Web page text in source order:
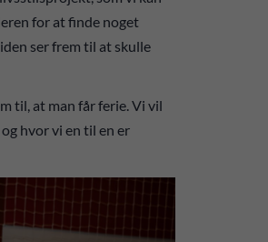
for at finde noget
ser frem til at skulle
til, at man får ferie. Vi vil
hvor vi en til en er